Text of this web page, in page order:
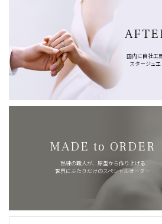
国内に自社工
スタージュ
MADE to ORDER
熟練の職人が、原型から作り上げる
世界にふたりだけのスペシャルオーダー